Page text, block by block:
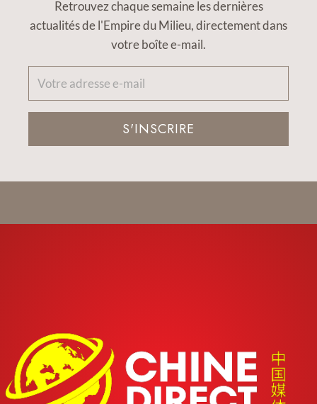
Retrouvez chaque semaine les dernières
actualités de l'Empire du Milieu, directement dans
votre boîte e-mail.
S'INSCRIRE